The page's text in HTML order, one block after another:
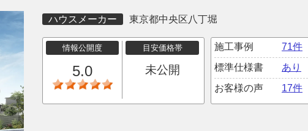
ハウスメーカー 東京都中央区八丁堀
情報公開度
5.0
目安価格帯
未公開
施工事例
71件
標準仕様書
あり
お客様の声
17件